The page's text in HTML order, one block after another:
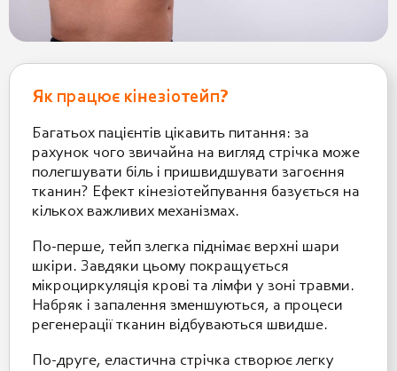
Як працює кінезіотейп?
Багатьох пацієнтів цікавить питання: за
рахунок чого звичайна на вигляд стрічка може
полегшувати біль і пришвидшувати загоєння
тканин? Ефект кінезіотейпування базується на
кількох важливих механізмах.
По-перше, тейп злегка піднімає верхні шари
шкіри. Завдяки цьому покращується
мікроциркуляція крові та лімфи у зоні травми.
Набряк і запалення зменшуються, а процеси
регенерації тканин відбуваються швидше.
По-друге, еластична стрічка створює легку